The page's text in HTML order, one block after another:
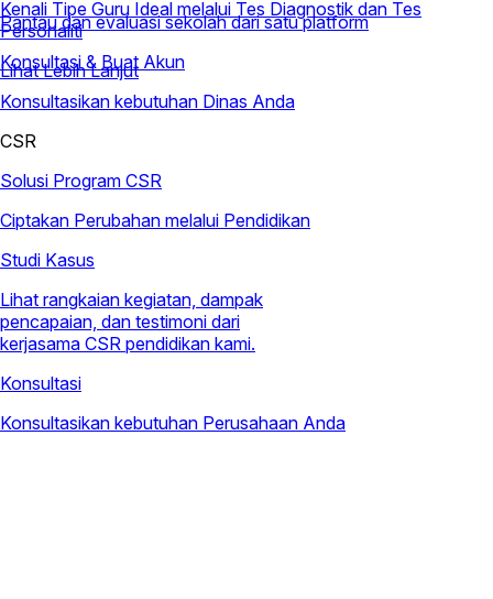
Pantau dan evaluasi sekolah dari satu platform
Konsultasi & Buat Akun
Konsultasikan kebutuhan Dinas Anda
CSR
Solusi Program CSR
Ciptakan Perubahan melalui Pendidikan
Studi Kasus
Lihat rangkaian kegiatan, dampak
pencapaian, dan testimoni dari
kerjasama CSR pendidikan kami.
Konsultasi
Konsultasikan kebutuhan Perusahaan Anda
Kenali Tipe Guru Ideal melalui Tes Diagnostik dan Tes
Personaliti
Lihat Lebih Lanjut